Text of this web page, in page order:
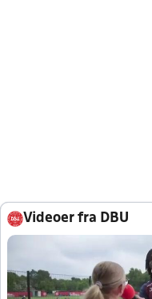
Videoer fra DBU